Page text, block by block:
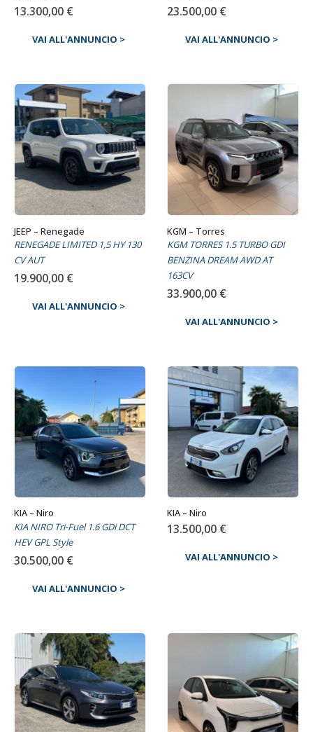
13.300,00 €
VAI ALL'ANNUNCIO >
23.500,00 €
VAI ALL'ANNUNCIO >
JEEP – Renegade
RENEGADE LIMITED 1,5 HY 130
CV AUT
19.900,00 €
VAI ALL'ANNUNCIO >
KGM – Torres
KGM TORRES 1.5 TURBO GDI
BENZINA DREAM AWD AT
163CV
33.900,00 €
VAI ALL'ANNUNCIO >
KIA – Niro
KIA NIRO Tri-Fuel 1.6 GDi DCT
HEV GPL Style
30.500,00 €
VAI ALL'ANNUNCIO >
KIA – Niro
13.500,00 €
VAI ALL'ANNUNCIO >